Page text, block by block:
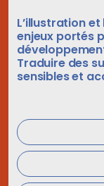
L’illustration
enjeux portés
Traduire des
sensibles et